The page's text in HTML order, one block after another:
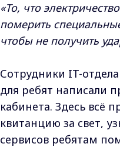
«То, что
померить
чтобы не получить
Сотрудники IT-
для ребят написали
кабинета. Здесь всё
квитанцию за свет,
сервисов ребятам